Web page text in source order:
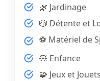
🌿 Jardinage
🎲 Détente et
⚽ Matériel de
🧸 Enfance
🧩 Jeux et Jouets